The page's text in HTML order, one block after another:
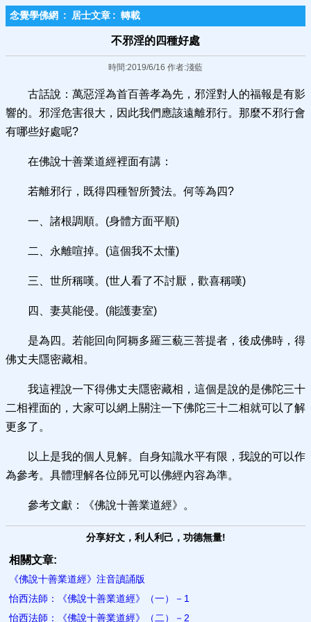
念覺學佛網 : 居士文章 : 轉載
不邪淫的四種好處
時間:2019/6/16 作者:淺藍
古話說：萬惡淫為首百善孝為先，邪淫對人的福報是有影
響的。邪淫危害很大，因此我們應該遠離邪行。那麼不邪行會
有哪些好處呢?
在佛說十善業道經裡面有講：
若離邪行，既得四種智所贊法。何等為四?
一、諸根調順。(身體方面平順)
二、永離喧掉。(這個我不太懂)
三、世所稱嘆。(世人看了不討厭，歡喜稱嘆)
四、妻莫能侵。(能護妻室)
是為四。若能回向阿耨多羅三藐三菩提者，後成佛時，得
佛丈夫隱密藏相。
我這裡說一下得佛丈夫隱密藏相，這個是說的是佛陀三十
二相裡面的，大家可以網上關注一下佛陀三十二相就可以了解
更多了。
以上是我的個人見解。自身知識水平有限，我說的可以作
為參考。具體理解各位師兄可以佛經內容為準。
參考文獻：《佛說十善業道經》。
分享好文，利人利己，功德無量!
相關文章:
《佛說十善業道經》注音讀誦版
怡西法師：《佛說十善業道經》（一）－1
怡西法師：《佛說十善業道經》（二）－2